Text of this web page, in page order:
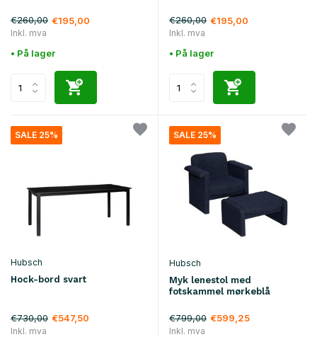
€260,00 €195,00
Inkl. mva
• På lager
€260,00 €195,00
Inkl. mva
• På lager
SALE 25%
Hubsch
Hock-bord svart
€730,00 €547,50
Inkl. mva
SALE 25%
Hubsch
Myk lenestol med
fotskammel mørkeblå
€799,00 €599,25
Inkl. mva